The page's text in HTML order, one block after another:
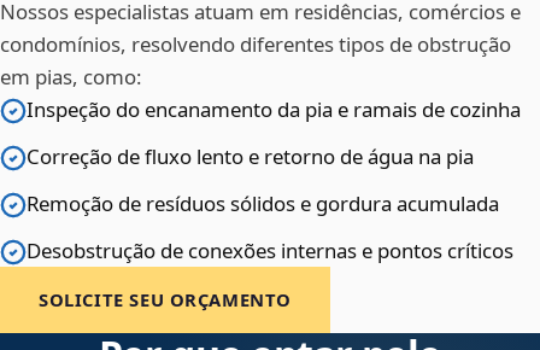
Nossos especialistas atuam em residências, comércios e
condomínios, resolvendo diferentes tipos de obstrução
em pias, como:
Inspeção do encanamento da pia e ramais de cozinha
Correção de fluxo lento e retorno de água na pia
Remoção de resíduos sólidos e gordura acumulada
Desobstrução de conexões internas e pontos críticos
SOLICITE SEU ORÇAMENTO